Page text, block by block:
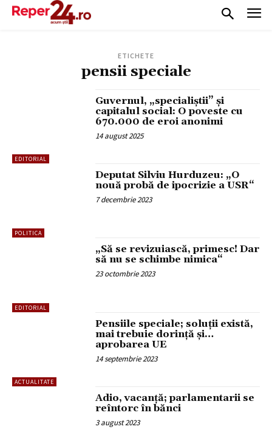
ETICHETE
pensii speciale
EDITORIAL
Guvernul, „specialiștii” și
capitalul social: O poveste cu
670.000 de eroi anonimi
14 august 2025
POLITICA
Deputat Silviu Hurduzeu: „O
nouă probă de ipocrizie a USR“
7 decembrie 2023
EDITORIAL
„Să se revizuiască, primesc! Dar
să nu se schimbe nimica“
23 octombrie 2023
ACTUALITATE
Pensiile speciale; soluții există,
mai trebuie dorință și…
aprobarea UE
14 septembrie 2023
Adio, vacanță; parlamentarii se
reîntorc în bănci
3 august 2023